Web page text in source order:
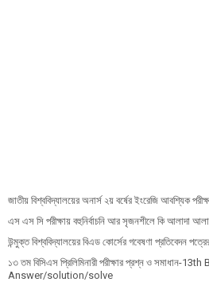
জাতীয় বিশ্ববিদ্যালয়ের অনার্স ২য় বর্ষের ইংরেজি আবশ্যিক
এস এস সি পরীক্ষায় বহুনির্বাচনি আর সৃজনশীলে কি আলাদা
উন্মুক্ত বিশ্ববিদ্যালয়ের বিএড কোর্সের গবেষণা প্রতিবেদন
১৩ তম বিসিএস প্রি‌লি‌মিনারী পরীক্ষার প্রশ্ন ও
Answer/solution/solve